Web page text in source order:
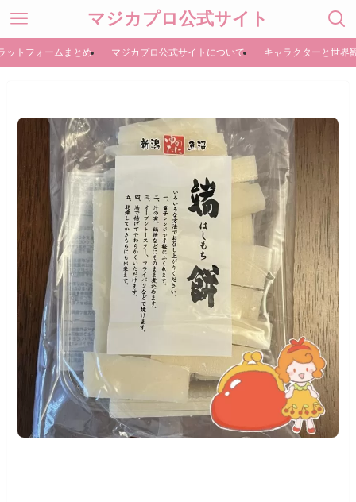
マジカプロ公式サイト
ットフォームまとめ マジカプロ公式サイトについて キャラクターと世界